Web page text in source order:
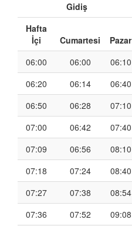
Gidiş
Hafta
İçi
Cumartesi Pazar
06:00
06:00 06:10
06:20
06:14 06:40
06:50
06:28 07:10
07:00
06:42 07:40
07:09
06:56 08:10
07:18
07:24 08:40
07:27
07:38 08:54
07:36
07:52 09:08